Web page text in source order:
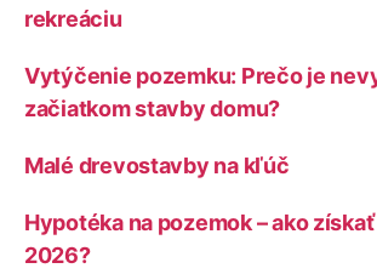
rekreáciu
Vytýčenie pozemku: Prečo je
začiatkom stavby domu?
Malé drevostavby na kľúč
Hypotéka na pozemok – ako
2026?